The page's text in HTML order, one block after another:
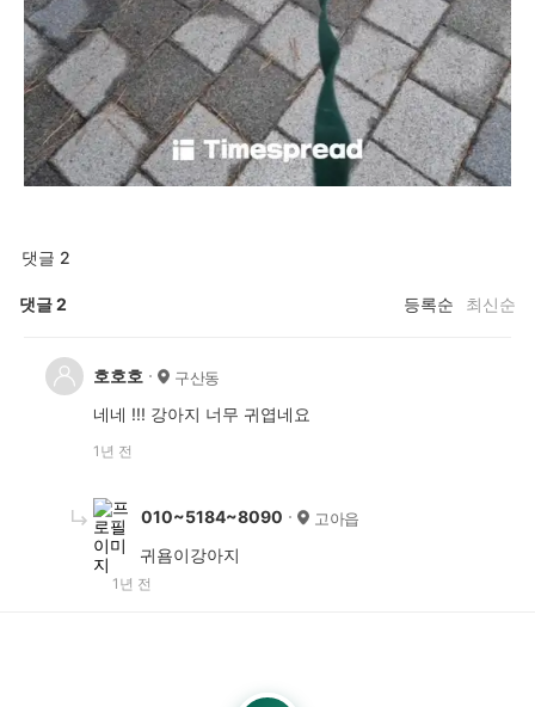
댓글 2
댓글2 등록순 최신순
호호호 구산동
네네 !!! 강아지 너무 귀엽네요
1년 전
010~5184~8090 고아읍
귀욤이강아지
1년 전